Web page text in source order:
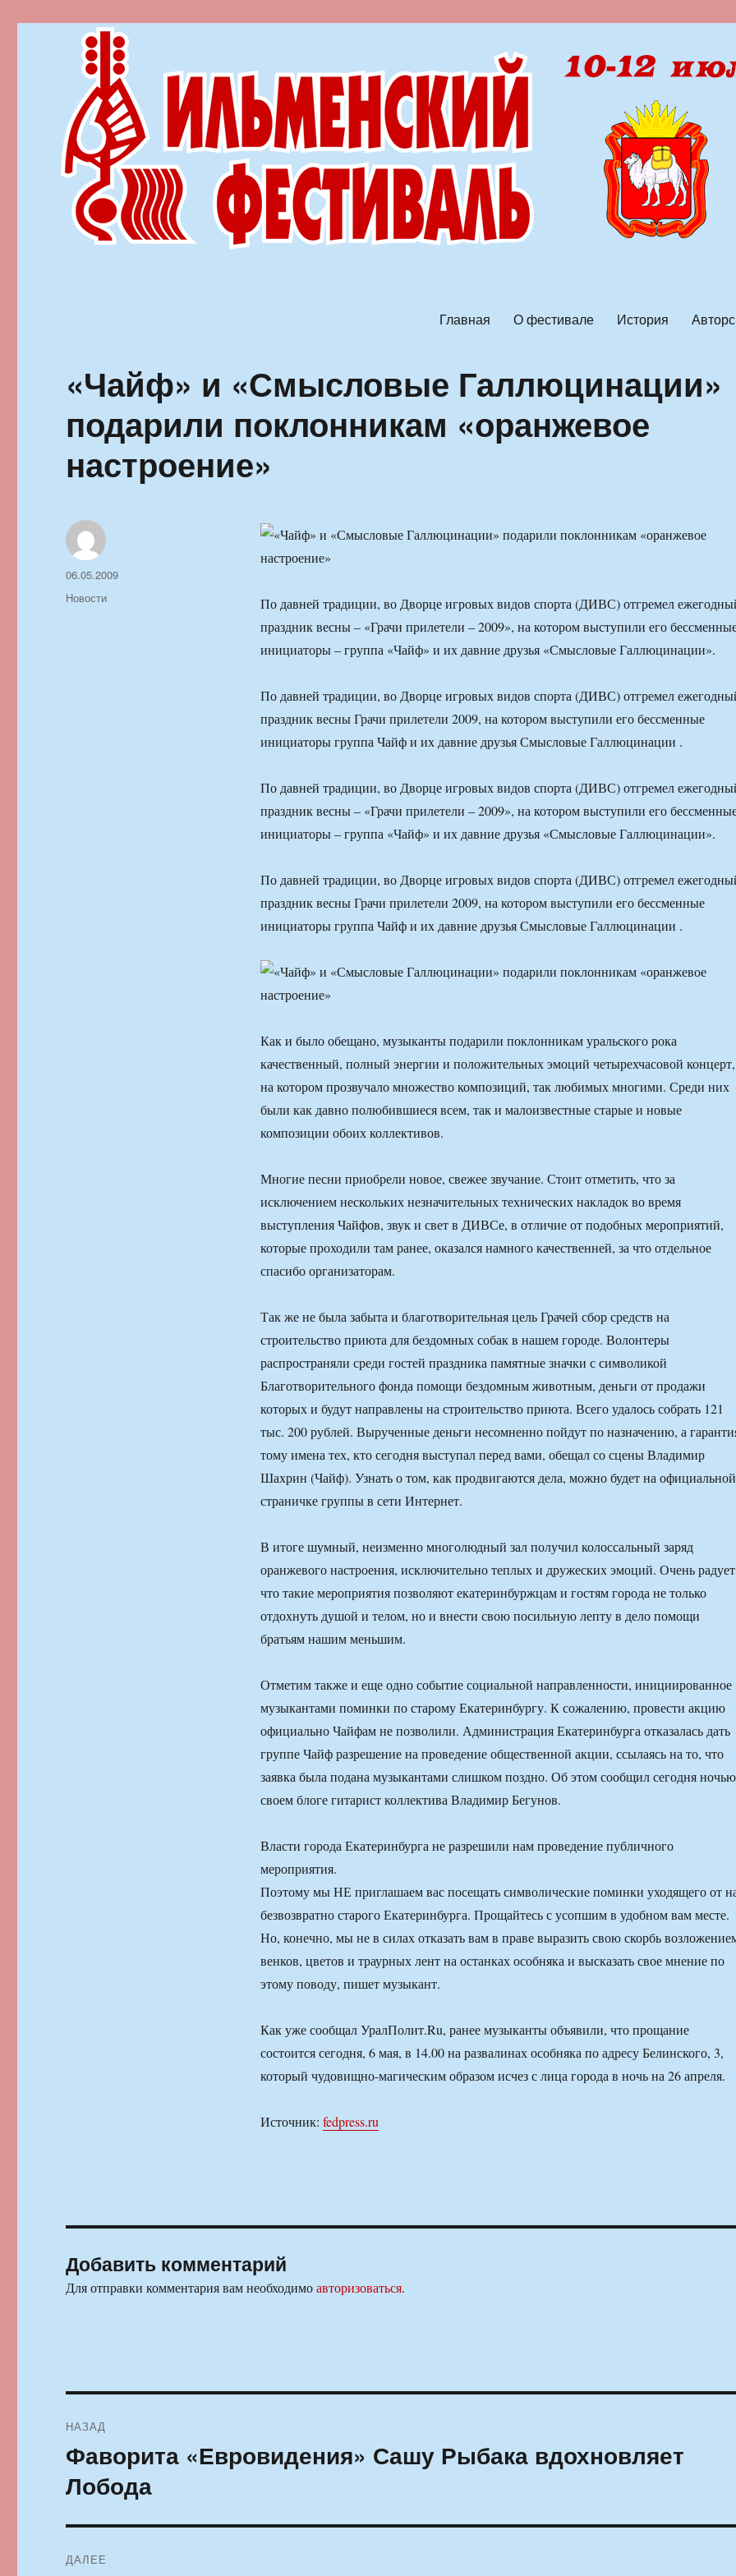
Главная О фестивале История
«Чайф» и «Смысловые Галлюцинации»
подарили поклонникам «оранжевое
настроение»
По давней традиции, во Дворце игровых видов спорта (ДИВС) отгремел
праздник весны – «Грачи прилетели – 2009», на котором выступили его
инициаторы – группа «Чайф» и их давние друзья «Смысловые Галлюцинации».
По давней традиции, во Дворце игровых видов спорта (ДИВС) отгремел
праздник весны Грачи прилетели 2009, на котором выступили его бессменные
инициаторы группа Чайф и их давние друзья Смысловые Галлюцинации .
По давней традиции, во Дворце игровых видов спорта (ДИВС) отгремел
праздник весны – «Грачи прилетели – 2009», на котором выступили его
инициаторы – группа «Чайф» и их давние друзья «Смысловые Галлюцинации».
По давней традиции, во Дворце игровых видов спорта (ДИВС) отгремел
праздник весны Грачи прилетели 2009, на котором выступили его бессменные
инициаторы группа Чайф и их давние друзья Смысловые Галлюцинации .
Как и было обещано, музыканты подарили поклонникам уральского рока
качественный, полный энергии и положительных эмоций четырехчасовой концерт,
на котором прозвучало множество композиций, так любимых многими. Среди них
были как давно полюбившиеся всем, так и малоизвестные старые и новые
композиции обоих коллективов.
Многие песни приобрели новое, свежее звучание. Стоит отметить, что за
исключением нескольких незначительных технических накладок во время
выступления Чайфов, звук и свет в ДИВСе, в отличие от подобных мероприятий,
которые проходили там ранее, оказался намного качественней, за что отдельное
спасибо организаторам.
Так же не была забыта и благотворительная цель Грачей сбор средств на
строительство приюта для бездомных собак в нашем городе. Волонтеры
распространяли среди гостей праздника памятные значки с символикой
Благотворительного фонда помощи бездомным животным, деньги от продажи
которых и будут направлены на строительство приюта. Всего удалось собрать 121
тыс. 200 рублей. Вырученные деньги несомненно пойдут по назначению, а
тому имена тех, кто сегодня выступал перед вами, обещал со сцены Владимир
Шахрин (Чайф). Узнать о том, как продвигаются дела, можно будет на официальной
страничке группы в сети Интернет.
В итоге шумный, неизменно многолюдный зал получил колоссальный заряд
оранжевого настроения, исключительно теплых и дружеских эмоций. Очень
что такие мероприятия позволяют екатеринбуржцам и гостям города не только
отдохнуть душой и телом, но и внести свою посильную лепту в дело помощи
братьям нашим меньшим.
Отметим также и еще одно событие социальной направленности, инициированное
музыкантами поминки по старому Екатеринбургу. К сожалению, провести акцию
официально Чайфам не позволили. Администрация Екатеринбурга отказалась дать
группе Чайф разрешение на проведение общественной акции, ссылаясь на то, что
заявка была подана музыкантами слишком поздно. Об этом сообщил сегодня
своем блоге гитарист коллектива Владимир Бегунов.
Власти города Екатеринбурга не разрешили нам проведение публичного
мероприятия.
Поэтому мы НЕ приглашаем вас посещать символические поминки уходящего от
безвозвратно старого Екатеринбурга. Прощайтесь с усопшим в удобном вам месте.
Но, конечно, мы не в силах отказать вам в праве выразить свою скорбь
венков, цветов и траурных лент на останках особняка и высказать свое мнение по
этому поводу, пишет музыкант.
Как уже сообщал УралПолит.Ru, ранее музыканты объявили, что прощание
состоится сегодня, 6 мая, в 14.00 на развалинах особняка по адресу Белинского, 3,
который чудовищно-магическим образом исчез с лица города в ночь на 26 апреля.
Источник: fedpress.ru
Автор
Опубликовано
06.05.2009
Рубрики
Новости
Добавить комментарий
Для отправки комментария вам необходимоавторизоваться.
по
записям
НАЗАД
Предыдущая
запись:
Фаворита «Евровидения» Сашу Рыбака вдохновляет
Лобода
ДАЛЕЕ